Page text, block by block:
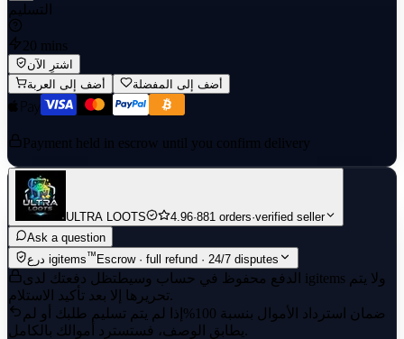
التسليم
20 mins
اشترِ الآن
أضف إلى العربة
أضف إلى المفضلة
Payment held in escrow until you confirm delivery
ULTRA LOOTS 4.96·881 orders·verified seller
Ask a question
درع igitems™Escrow · full refund · 24/7 disputes
الدفع محفوظ في حساب وسيط تظل دفعتك لدى igitems ولا يتم
تحريرها إلا بعد تأكيد الاستلام.
ضمان استرداد الأموال بنسبة 100%
إذا لم يتم تسليم طلبك أو لم
يطابق الوصف، فستسترد أموالك بالكامل.